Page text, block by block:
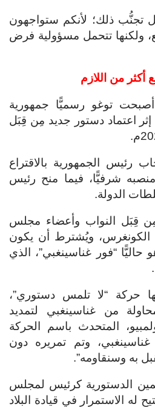
تجنُّب ذلك؛ لأنكم ستواجهون
ولكنها تتحمل مسؤولية فرض
أكثر من اللازم
أصبحت توغو رسميًّا جمهورية
اعتماد دستور جديد مِن قِبَل
رئيس الجمهورية بالاقتراع
شرفيًّا، فيما منح رئيس
الدولة.
قِبَل النواب وأعضاء مجلس
الكونغرس، ويُشترط أن يكون
حاليًّا “فور غناسينغبي”، الذي
حركة “لا تلمس دستوري”،
من غناسينغبي لتمديد
المتحدث باسم الحركة
وتم تمريره دون
به وسنقاومه”.
الدستورية كرئيس لمجلس
ما يُتيح له الاستمرار في قيادة البلاد